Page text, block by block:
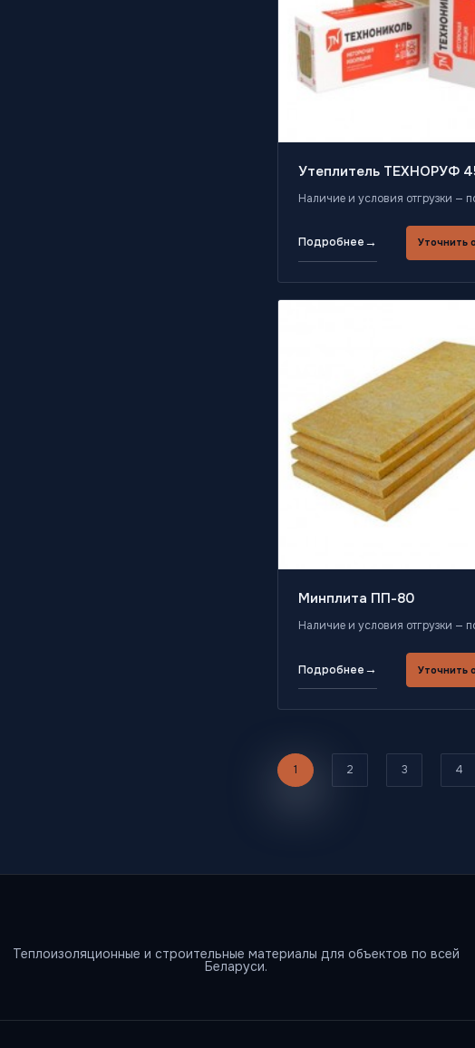
Утеплитель ТЕХНОРУФ
Наличие и условия отгрузки —
Подробнее→ Уточнить
Минплита ПП-80
Наличие и условия отгрузки —
Подробнее→ Уточнить
1 2 3 4
Теплоизоляционные и строительные материалы для объектов по всей
Беларуси.